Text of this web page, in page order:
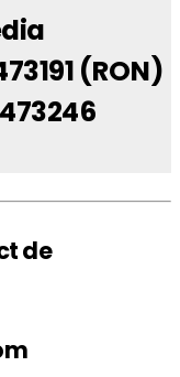
(RON)
de